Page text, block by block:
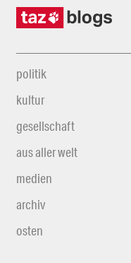
politik
kultur
gesellschaft
aus aller welt
medien
archiv
osten